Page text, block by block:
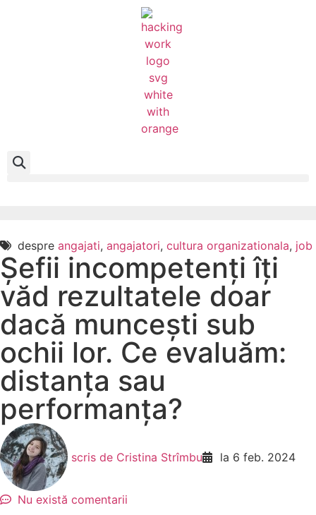
despre angajati, angajatori, cultura organizationala, job
Șefii incompetenți îți
văd rezultatele doar
dacă muncești sub
ochii lor. Ce evaluăm:
distanța sau
performanța?
scris de Cristina Strîmbu la 6 feb. 2024
Nu există comentarii